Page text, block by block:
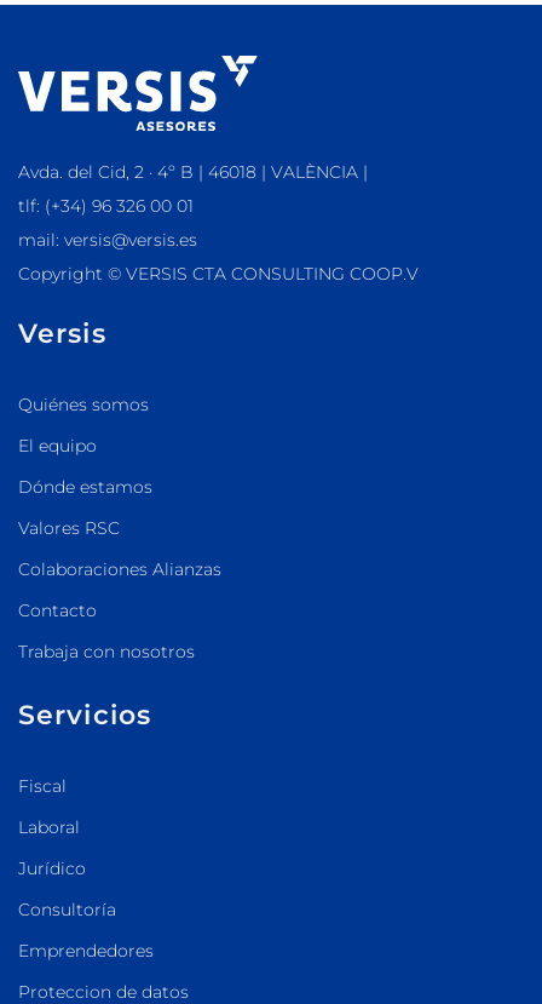
Avda. del Cid, 2 · 4º B | 46018 | VALÈNCIA |
tlf: (+34) 96 326 00 01
mail: versis@versis.es
Copyright © VERSIS CTA CONSULTING COOP.V
Versis
Quiénes somos
El equipo
Dónde estamos
Valores RSC
Colaboraciones Alianzas
Contacto
Trabaja con nosotros
Servicios
Fiscal
Laboral
Jurídico
Consultoría
Emprendedores
Proteccion de datos